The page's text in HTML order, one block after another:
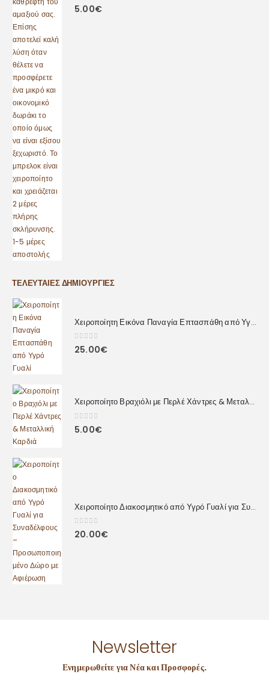
0out of 5
5.00€
ΤΕΛΕΥΤΑΊΕΣ ΔΗΜΙΟΥΡΓΊΕΣ
Χειροποίητη Εικόνα Παναγία Επτασπάθη από Υγρό Γυαλί
0out of 5
25.00€
Χειροποίητο Βραχιόλι με Περλέ Χάντρες & Μεταλλική Καρδιά
0out of 5
5.00€
Χειροποίητο Διακοσμητικό από Υγρό Γυαλί για Συναδέλφους – Προσωποποιημένο Δώρο με Αφιέρωση
0out of 5
20.00€
Newsletter
Ενημερωθείτε για Νέα και Προσφορές.